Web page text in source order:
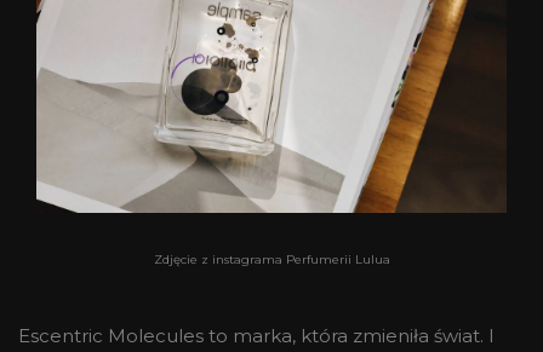
Zdjęcie z instagrama Perfumerii Lulua
Escentric Molecules to marka, która zmieniła świat. I